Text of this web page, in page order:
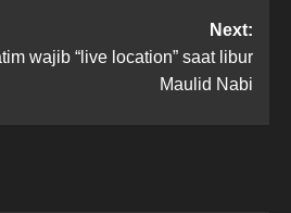
Next:
wajib “live location” saat libur
Maulid Nabi